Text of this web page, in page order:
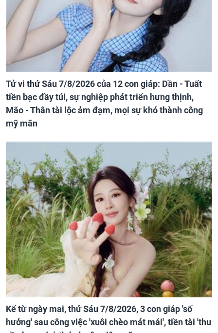
Tử vi thứ Sáu 7/8/2026 của 12 con giáp: Dần - Tuất
tiền bạc đầy túi, sự nghiệp phát triển hưng thịnh,
Mão - Thân tài lộc ảm đạm, mọi sự khó thành công
mỹ mãn
Kể từ ngày mai, thứ Sáu 7/8/2026, 3 con giáp 'số
hưởng' sau công việc 'xuôi chèo mát mái', tiền tài 'thu